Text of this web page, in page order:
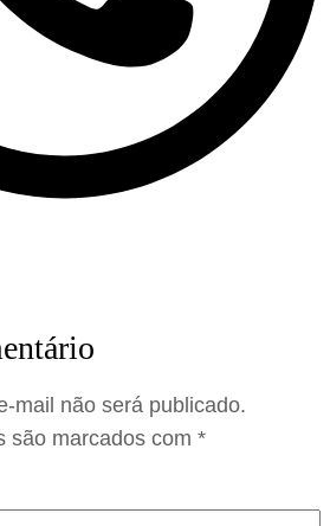
mail não será publicado.
são marcados com *